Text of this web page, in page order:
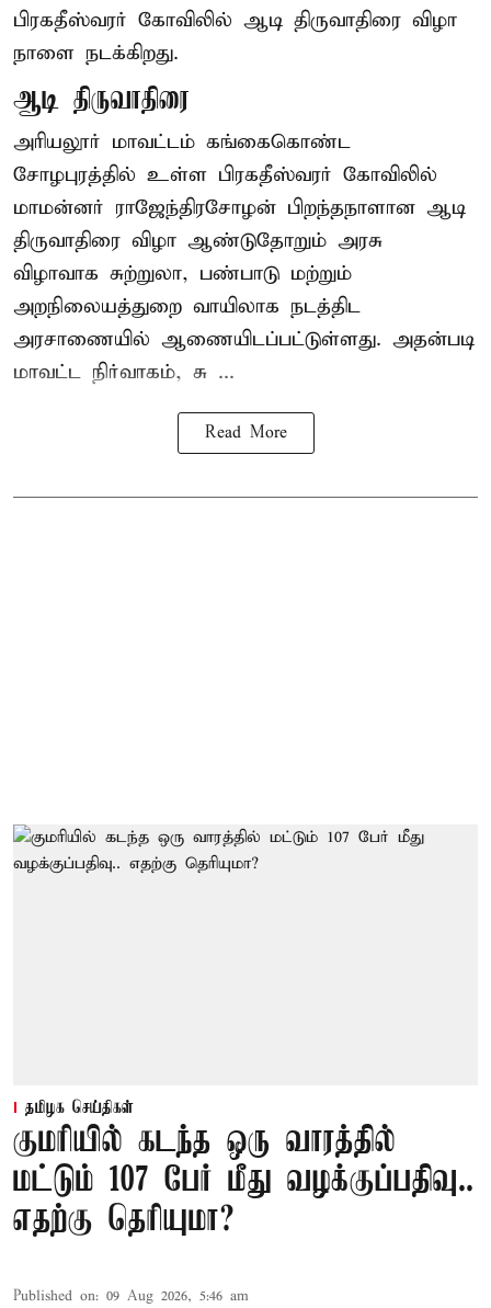
பிரகதீஸ்வரர் கோவிலில் ஆடி திருவாதிரை விழா
நாளை நடக்கிறது.
ஆடி திருவாதிரை
அரியலூர் மாவட்டம் கங்கைகொண்ட
சோழபுரத்தில் உள்ள பிரகதீஸ்வரர் கோவிலில்
மாமன்னர் ராஜேந்திரசோழன் பிறந்தநாளான ஆடி
திருவாதிரை விழா ஆண்டுதோறும் அரசு
விழாவாக சுற்றுலா, பண்பாடு மற்றும்
அறநிலையத்துறை வாயிலாக நடத்திட
அரசாணையில் ஆணையிடப்பட்டுள்ளது. அதன்படி
மாவட்ட நிர்வாகம், சு ...
Read More
தமிழக செய்திகள்
குமரியில் கடந்த ஒரு வாரத்தில்
மட்டும் 107 பேர் மீது வழக்குப்பதிவு..
எதற்கு தெரியுமா?
Published on: 09 Aug 2026, 5:46 am